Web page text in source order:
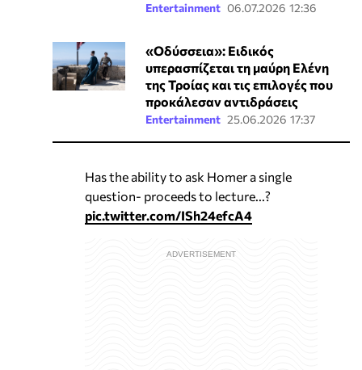
Entertainment 06.07.2026 12:36
«Οδύσσεια»: Ειδικός
υπερασπίζεται τη μαύρη Ελένη
της Τροίας και τις επιλογές που
προκάλεσαν αντιδράσεις
Entertainment 25.06.2026 17:37
Has the ability to ask Homer a single
question- proceeds to lecture...?
pic.twitter.com/ISh24efcA4